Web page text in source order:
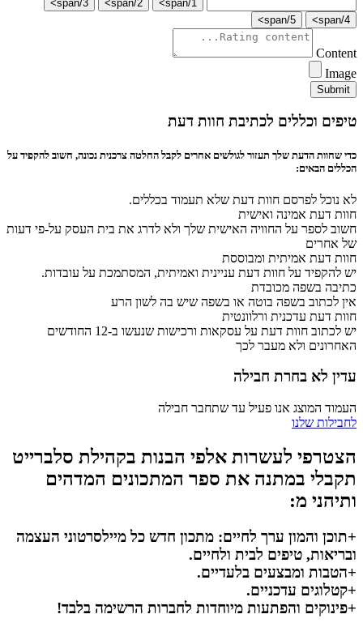
1/span>
2/span>
3/span>
4/span>
5/span>
Content
Image
Submit
טיפים וכללים לכתיבת חוות דעת
כדי שחוות הדעת שלך תעזור לגולשים אחרים לקבל החלטה צרכנית נכונה, חשוב להקפיד על
הכללים הבאים:
לא נוכל לפרסם חוות דעת שלא תעמוד בכללים.
חוות דעת אמינה ואישית
חשוב לספר על החוויה האישית שלך ולא לדרג את בית העסק על-פי דעות
של אחרים
חוות דעת אמיתית ומבוססת
יש להקפיד על חוות דעת עניינית ואמיתית, המסתמכת על עובדות.
כתיבה בשפה מכובדת
אין לכתוב בשפה בוטה או בשפה שיש בה לשון הרע
חוות דעת עדכנית ורלוונטית
יש לכתוב חוות דעת על עסקאות ורכישות שנעשו ב-12 החודשים
האחרונים ולא מעבר לכך
עדין לא בחרת חבילה
העמוד המוצג אנו פעיל עד שתחבר חבילה
לחבילות שלנו
הצטרפי לעשרות אלפי הבנות בקהילת סלברייט
תקבלי במתנה את ספר המתכונים המדהים
ותיהני מ:
+תוכן והמון ערך לחיים: מתכון חדש כל מיילסרטוני העצמה
ובריאות, טיפים לבית ולחיים.
+הטבות ומבצעים בלעדיים.
+קטלוגים עדכניים.
+פינוקים והפתעות מיוחדות לחברות הרשימה בלבד!